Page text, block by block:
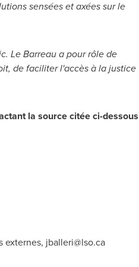
sensées et axées sur le
Le Barreaua pour rôle de
de faciliter l'accès à la justice
la source citée ci-dessous
externes, jballeri@lso.ca